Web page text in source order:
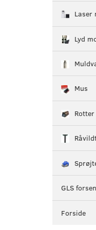
Laser
Lyd
Mus
Rotter
GLS
Forside